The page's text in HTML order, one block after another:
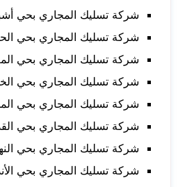
شركة تسليك المجاري بحي
شركة تسليك المجاري بحي
شركة تسليك المجاري بحي
شركة تسليك المجاري بحي
شركة تسليك المجاري بحي
شركة تسليك المجاري بحي
شركة تسليك المجاري بحي
شركة تسليك المجاري بحي